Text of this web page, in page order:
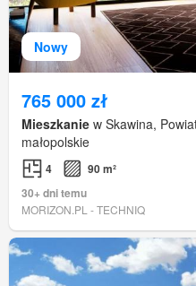
Nowy
765 000 zł
Mieszkanie w Skawina,
małopolskie
4
90 m²
30+ dni temu
MORIZON.PL - TECHNIQ